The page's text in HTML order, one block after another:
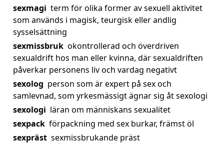
sexmagi term för olika former av sexuell aktivitet
som används i magisk, teurgisk eller andlig
sysselsättning
sexmissbruk okontrollerad och överdriven
sexualdrift hos man eller kvinna, där sexualdriften
påverkar personens liv och vardag negativt
sexolog person som är expert på sex och
samlevnad, som yrkesmässigt ägnar sig åt sexologi
sexologi läran om människans sexualitet
sexpack förpackning med sex burkar, främst öl
sexpräst sexmissbrukande präst